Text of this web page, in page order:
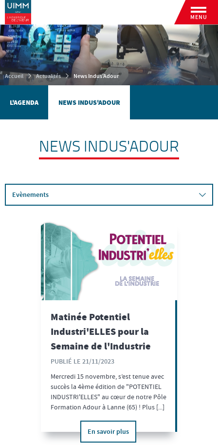
MENU
Accueil Actualités News Indus'Adour
L'AGENDA NEWS INDUS'ADOUR
NEWS INDUS'ADOUR
Evènements
Matinée Potentiel
Industri'ELLES pour la
Semaine de l'Industrie
PUBLIÉ LE 21/11/2023
Mercredi 15 novembre, s’est tenue avec
succès la 4ème édition de "POTENTIEL
INDUSTRI'ELLES" au cœur de notre Pôle
Formation Adour à Lanne (65) ! Plus [...]
En savoir plus